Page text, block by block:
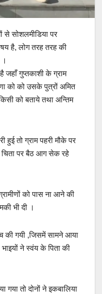
से सोशलमीडिया पर
है, लोग तरह तरह की
।
जहाँ गुप्तकाशी के ग्राम
को को उसके पुत्रों अमित
को बताये तथा अन्तिम
हुई तो ग्राम पहरी मौके पर
चिता पर बैठ आग सेक रहे
को पास ना आने की
भी दी ।
की गयी ,जिसमें सामने आया
भाइयों ने स्वंय के पिता की
गया तो दोनों ने इकबालिया